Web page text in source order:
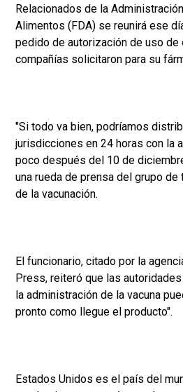
Relacionados de la
Alimentos (FDA) se reunirá ese
pedido de autorización de uso de
compañías solicitaron para su
"Si todo va bien, podríamos
jurisdicciones en 24 horas con la
poco después del 10 de
una rueda de prensa del grupo de
de la vacunación.
El funcionario, citado por la
Press, reiteró que las
la administración de la vacuna
pronto como llegue el producto".
Estados Unidos es el país del